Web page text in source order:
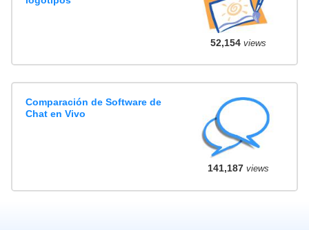
52,154views
Comparación de Software de
Chat en Vivo
141,187views